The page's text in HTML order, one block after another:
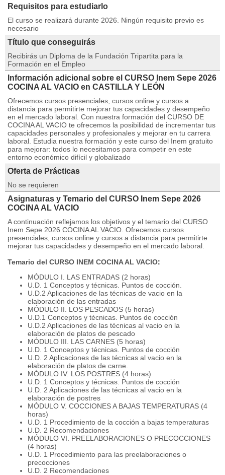
Requisitos para estudiarlo
El curso se realizará durante 2026. Ningún requisito previo es
necesario
Título que conseguirás
Recibirás un Diploma de la Fundación Tripartita para la
Formación en el Empleo
Información adicional sobre el CURSO Inem Sepe 2026
COCINA AL VACIO en CASTILLA Y LEÓN
Ofrecemos cursos presenciales, cursos online y cursos a
distancia para permitirte mejorar tus capacidades y desempeño
en el mercado laboral. Con nuestra formación del CURSO DE
COCINA AL VACIO te ofrecemos la posibilidad de incrementar tus
capacidades personales y profesionales y mejorar en tu carrera
laboral. Estudia nuestra formación y este curso del Inem gratuito
para mejorar: todos lo necesitamos para competir en este
entorno económico difícil y globalizado
Oferta de Prácticas
No se requieren
Asignaturas y Temario del CURSO Inem Sepe 2026
COCINA AL VACIO
A continuación reflejamos los objetivos y el temario del CURSO
Inem Sepe 2026 COCINA AL VACIO. Ofrecemos cursos
presenciales, cursos online y cursos a distancia para permitirte
mejorar tus capacidades y desempeño en el mercado laboral.
Temario del CURSO INEM COCINA AL VACIO:
MÓDULO I. LAS ENTRADAS (2 horas)
U.D. 1 Conceptos y técnicas. Puntos de cocción.
U.D.2 Aplicaciones de las técnicas de vacio en la
elaboración de las entradas
MÓDULO II. LOS PESCADOS (5 horas)
U.D.1 Conceptos y técnicas. Puntos de cocción
U.D.2 Aplicaciones de las técnicas al vacio en la
elaboración de platos de pescado
MÓDULO III. LAS CARNES (5 horas)
U.D. 1 Conceptos y técnicas. Puntos de cocción
U.D. 2 Aplicaciones de las técnicas al vacio en la
elaboración de platos de carne.
MÓDULO IV. LOS POSTRES (4 horas)
U.D. 1 Conceptos y técnicas. Puntos de cocción
U.D. 2 Aplicaciones de las técnicas al vacio en la
elaboración de postres
MÓDULO V. COCCIONES A BAJAS TEMPERATURAS (4
horas)
U.D. 1 Procedimiento de la cocción a bajas temperaturas
U.D. 2 Recomendaciones
MÓDULO VI. PREELABORACIONES O PRECOCCIONES
(4 horas)
U.D. 1 Procedimiento para las preelaboraciones o
precocciones
U.D. 2 Recomendaciones